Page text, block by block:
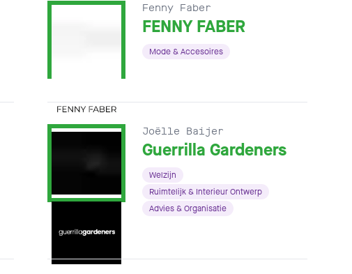
Fenny Faber
FENNY FABER
Mode & Accesoires
Joëlle Baijer
Guerrilla Gardeners
Welzijn
Ruimtelijk & Interieur Ontwerp
Advies & Organisatie